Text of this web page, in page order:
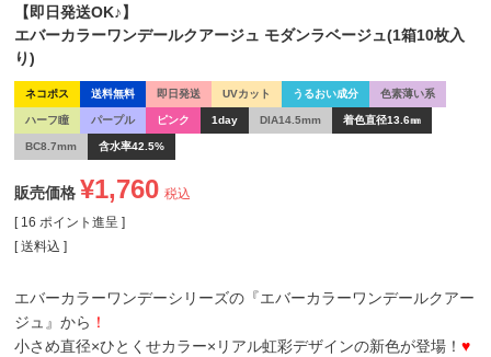
【即日発送OK♪】
エバーカラーワンデールクアージュ モダンラベージュ(1箱10枚入
り)
ネコポス 送料無料 即日発送 UVカット うるおい成分 色素薄い系
ハーフ瞳 パープル ピンク 1day DIA14.5mm 着色直径13.6㎜
BC8.7mm 含水率42.5%
販売価格 ¥1,760 税込
[ 16 ポイント進呈 ]
送料込
エバーカラーワンデーシリーズの『エバーカラーワンデールクアー
ジュ』から ！
小さめ直径×ひとくせカラー×リアル虹彩デザインの新色が登場！ ♥